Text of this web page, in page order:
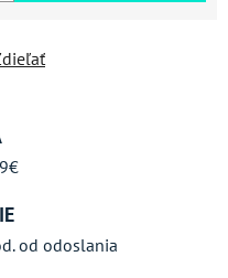
od odoslania